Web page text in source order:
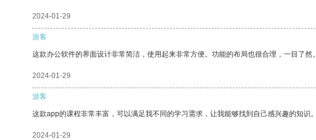
2024-01-29
游客
这款办公软件的界面设计非常简洁，使用起来非常方便。功能的布局也很合理，一目了然。
2024-01-29
游客
这款app的课程非常丰富，可以满足我不同的学习需求，让我能够找到自己感兴趣的知识。
2024-01-29